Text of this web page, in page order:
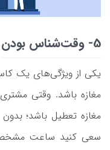
5- وقت‌شناس بودن
یکی از ویژگی‌های یک
مغازه باشد. وقتی
مغازه تعطیل باشد؛
سعی کنید ساعت